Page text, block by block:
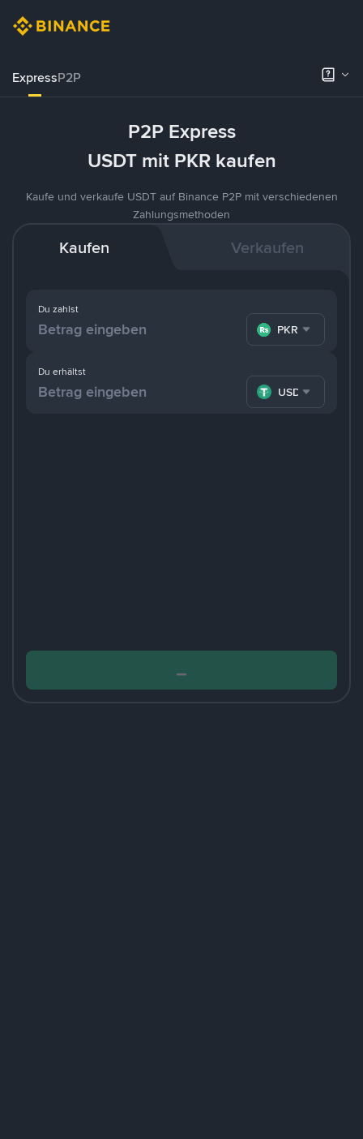
ExpressP2P
P2P Express
USDT mit PKR kaufen
Kaufe und verkaufe USDT auf Binance P2P mit verschiedenen
Zahlungsmethoden
Kaufen Verkaufen
Du zahlst
PKR
Du erhältst
USDT